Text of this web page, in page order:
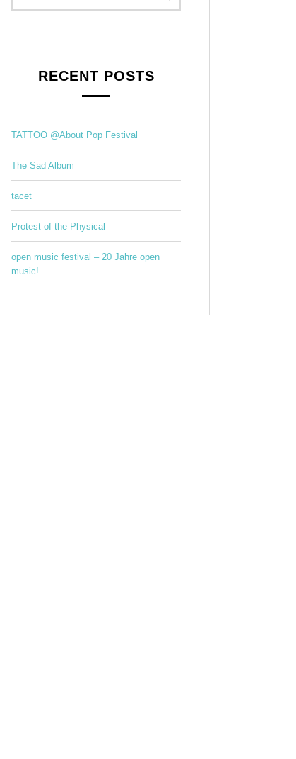
RECENT POSTS
TATTOO @About Pop Festival
The Sad Album
tacet_
Protest of the Physical
open music festival – 20 Jahre open
music!